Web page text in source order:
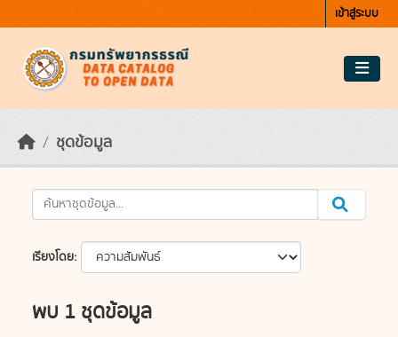
เข้าสู่ระบบ
ชุดข้อมูล
เรียงโดย
พบ 1 ชุดข้อมูล